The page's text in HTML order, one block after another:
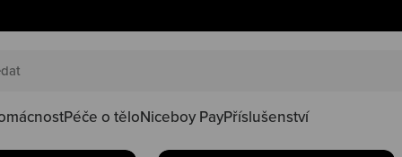
Péče o těloNiceboy PayPříslušenství
happy
ve
Oblíbené produkty teď
Koupit